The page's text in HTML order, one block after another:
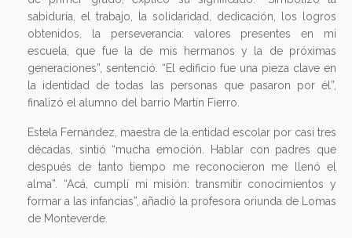
sabiduría, el trabajo, la solidaridad, dedicación, los logros
obtenidos, la perseverancia: valores presentes en mi
escuela, que fue la de mis hermanos y la de próximas
generaciones”, sentenció. “El edificio fue una pieza clave en
la identidad de todas las personas que pasaron por él”,
finalizó el alumno del barrio Martín Fierro.
Estela Fernández, maestra de la entidad escolar por casi tres
décadas, sintió “mucha emoción. Hablar con padres que
después de tanto tiempo me reconocieron me llenó el
alma”. “Acá, cumplí mi misión: transmitir conocimientos y
formar a las infancias”, añadió la profesora oriunda de Lomas
de Monteverde.